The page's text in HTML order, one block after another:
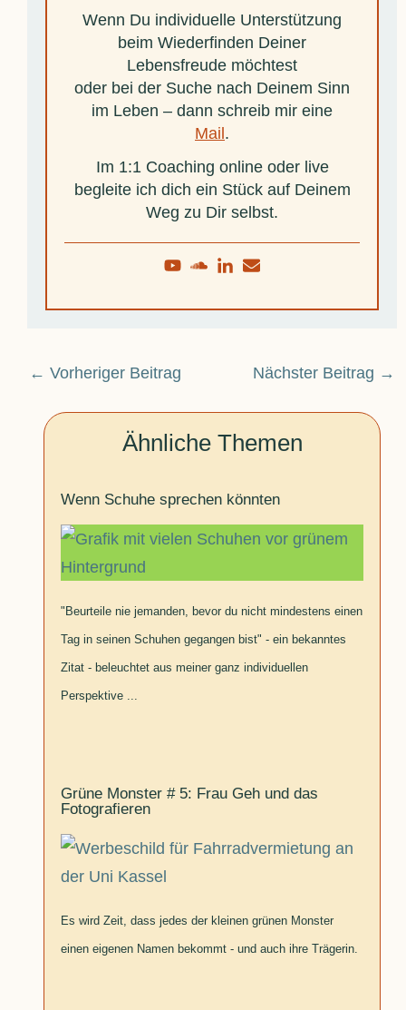
Wenn Du individuelle Unterstützung
beim Wiederfinden Deiner
Lebensfreude möchtest
oder bei der Suche nach Deinem Sinn
im Leben – dann schreib mir eine
Mail.
Im 1:1 Coaching online oder live
begleite ich dich ein Stück auf Deinem
Weg zu Dir selbst.
← Vorheriger Beitrag Nächster Beitrag →
Ähnliche Themen
Wenn Schuhe sprechen könnten
"Beurteile nie jemanden, bevor du nicht mindestens einen
Tag in seinen Schuhen gegangen bist" - ein bekanntes
Zitat - beleuchtet aus meiner ganz individuellen
Perspektive ...
Grüne Monster # 5: Frau Geh und das
Fotografieren
Es wird Zeit, dass jedes der kleinen grünen Monster
einen eigenen Namen bekommt - und auch ihre Trägerin.